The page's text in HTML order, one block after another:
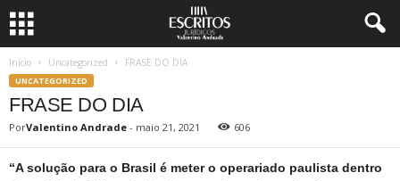
Início Uncategorized FRASE DO DIA
UNCATEGORIZED
FRASE DO DIA
PorValentino Andrade - maio 21, 2021 606
“A solução para o Brasil é meter o operariado paulista dentro